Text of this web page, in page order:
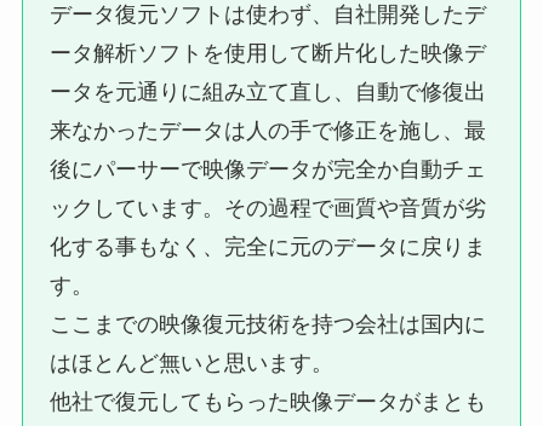
データ復元ソフトは使わず、自社開発したデ
ータ解析ソフトを使用して断片化した映像デ
ータを元通りに組み立て直し、自動で修復出
来なかったデータは人の手で修正を施し、最
後にパーサーで映像データが完全か自動チェ
ックしています。その過程で画質や音質が劣
化する事もなく、完全に元のデータに戻りま
す。
ここまでの映像復元技術を持つ会社は国内に
はほとんど無いと思います。
他社で復元してもらった映像データがまとも